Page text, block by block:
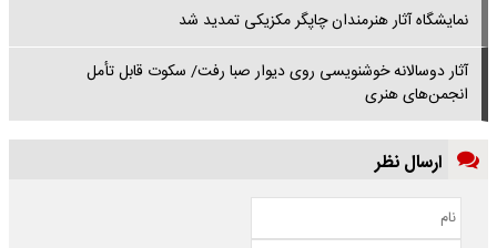
نمایشگاه آثار هنرمندان چاپگر مکزیکی تمدید شد
آثار دوسالانه خوشنویسی روی دیوار صبا رفت/ سکوت قابل تأمل
انجمن‌های هنری
ارسال نظر